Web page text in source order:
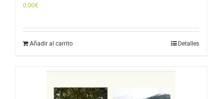
0,00€
Añadir al carrito Detalles